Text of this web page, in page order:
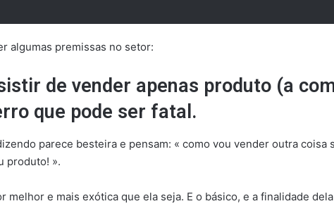
algumas premissas no setor:
de vender apenas produto (a
que pode ser fatal.
parece besteira e pensam: « como vou vender outra coisa
produto! ».
melhor e mais exótica que ela seja. E o básico, e a finalidade